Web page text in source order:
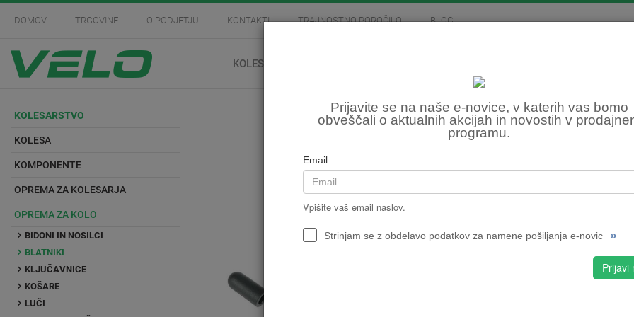
Prijavite se na naše e-novice, v katerih vas bomo
obveščali o aktualnih akcijah in novostih v
programu.
Email
Vpišite vaš email naslov.
Strinjam se z obdelavo podatkov za namene pošiljanja e-novic »
Prijavi
DOMOV TRGOVINE O PODJETJU KONTAKTI TRAJNOSTNO POROČILO BLOG
KOLESARSTVO
KOLESARSTVO
KOLESA
KOMPONENTE
OPREMA ZA KOLESARJA
OPREMA ZA KOLO
BIDONI IN NOSILCI
BLATNIKI
KLJUČAVNICE
KOŠARE
LUČI
mm